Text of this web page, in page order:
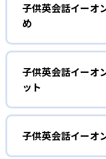
幼児・未就学児から
2歳」「3歳」「4・5
4年」「小学5～6年
定。子どもの興味や
を進められる。
「聞く・話す・読む
る。レッスンは英語
ンが自然と身につく
力を育む。
子供英会話イーオ
め
英語の発音や
遊びや歌を通して英
達段階に合わせたア
む。
子供英会話イーオ
ット
ど
年齢・学年ごとに細
達段階に応じた教材
子供英会話イーオ